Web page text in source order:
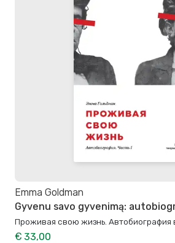
Emma Goldman
Gyvenu savo gyvenimą:
Проживая свою жизнь. Автобиография
€ 33,00